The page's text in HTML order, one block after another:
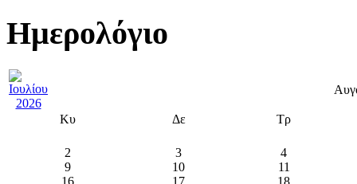
Ημερολόγιο
Κυ Δε Τρ
2 3
4
9
10
11